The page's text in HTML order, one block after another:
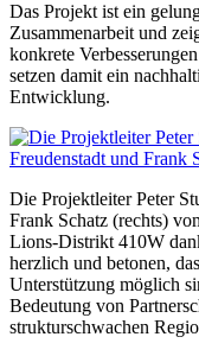
Das Projekt ist ein
Zusammenarbeit und
konkrete
setzen damit ein
Entwicklung.
Die Projektleiter Peter
Frank Schatz (rechts)
Lions-Distrikt 410W
herzlich und betonen,
Unterstützung möglich
Bedeutung von
strukturschwachen